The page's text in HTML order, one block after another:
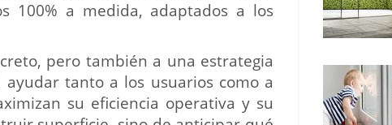
100% a medida, adaptados a los
pero también a una estrategia
tanto a los usuarios como a
su eficiencia operativa y su